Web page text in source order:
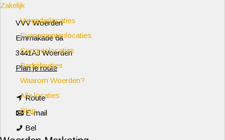
Zakelijk
Vergaderlocaties
Evenementenlocaties
Congreslocaties
Bedrijfsuitjes
Waarom Woerden?
Alle locaties
Blog
VVV Woerden
Emmakade 6a
3441AJ Woerden
Plan je routen
a
a
Routen
a
E-mailn
BelC